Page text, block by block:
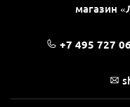
магазин
+7 495 727